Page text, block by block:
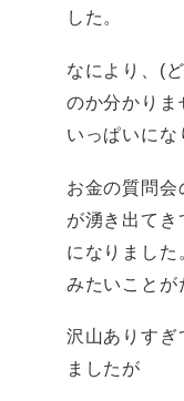
した。
なにより、(
のか分かりま
いっぱいにな
お金の質問会
が湧き出てき
になりました
みたいことが
沢山ありす
ましたが